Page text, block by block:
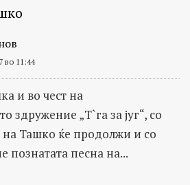
во 11:44
и во чест на
здружение „Т`га за југ“, со
Ташко ќе продолжи и со
познатата песна на...